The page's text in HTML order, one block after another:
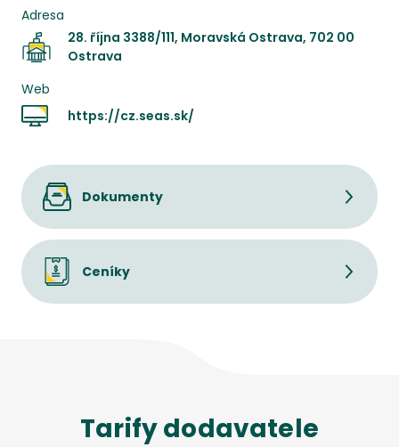
Adresa
28. října 3388/111, Moravská Ostrava, 702 00
Ostrava
Web
https://cz.seas.sk/
Dokumenty
Ceníky
Tarify dodavatele